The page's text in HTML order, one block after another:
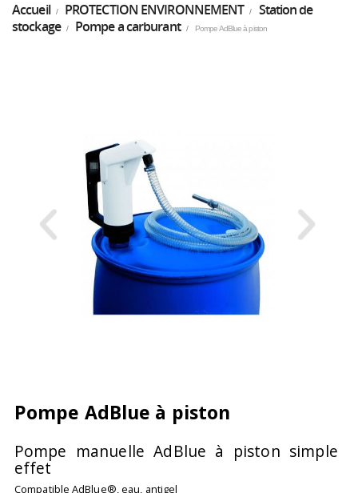
Accueil PROTECTION ENVIRONNEMENT
Station de
stockage
Pompe a carburant Pompe AdBlue à piston
Pompe AdBlue à piston
Pompe manuelle AdBlue à piston simple
effet
Compatible AdBlue®, eau, antigel